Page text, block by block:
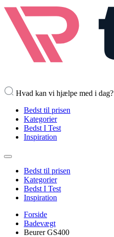
Hvad kan vi hjælpe med i dag?
Bedst til prisen
Kategorier
Bedst I Test
Inspiration
Bedst til prisen
Kategorier
Bedst I Test
Inspiration
Forside
Badevægt
Beurer GS400